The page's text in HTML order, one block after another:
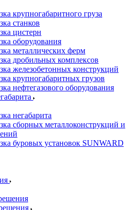
крупногабаритного груза
станков
цистерн
оборудования
металлических ферм
дробильных комплексов
железобетонных конструкций
крупногабаритных грузов
нефтегазового оборудования
негабарита
сборных металлоконструкций и
буровых установок SUNWARD